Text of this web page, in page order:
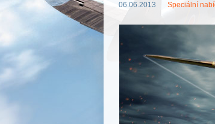
06.06.2013 Speciální